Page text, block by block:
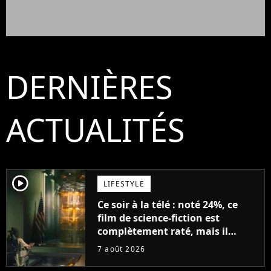
DERNIÈRES
ACTUALITÉS
player2 LIFESTYLE
Ce soir à la télé : noté 24%, ce
film de science-fiction est
complètement raté, mais il
aurait pu être encore pire à
7 août 2026